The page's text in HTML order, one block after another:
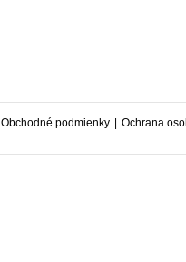
Obchodné podmienky Ochrana